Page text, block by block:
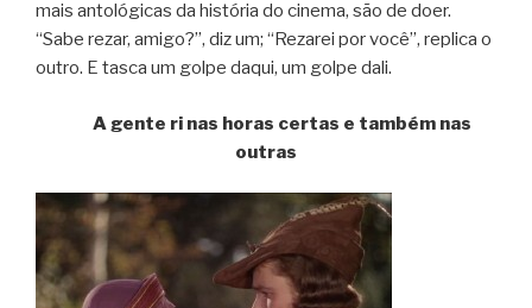
mais antológicas da história do cinema, são de doer.
“Sabe rezar, amigo?”, diz um; “Rezarei por você”, replica o
outro. E tasca um golpe daqui, um golpe dali.
A gente ri nas horas certas e também nas
outras